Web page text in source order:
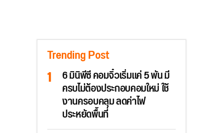
Trending Post
6 มินิพีซี คอมจิ๋วเริ่มแค่ 5 พัน มี
ครบไม่ต้องประกอบคอมใหม่ ใช้
งานครอบคลุม ลดค่าไฟ
ประหยัดพื้นที่